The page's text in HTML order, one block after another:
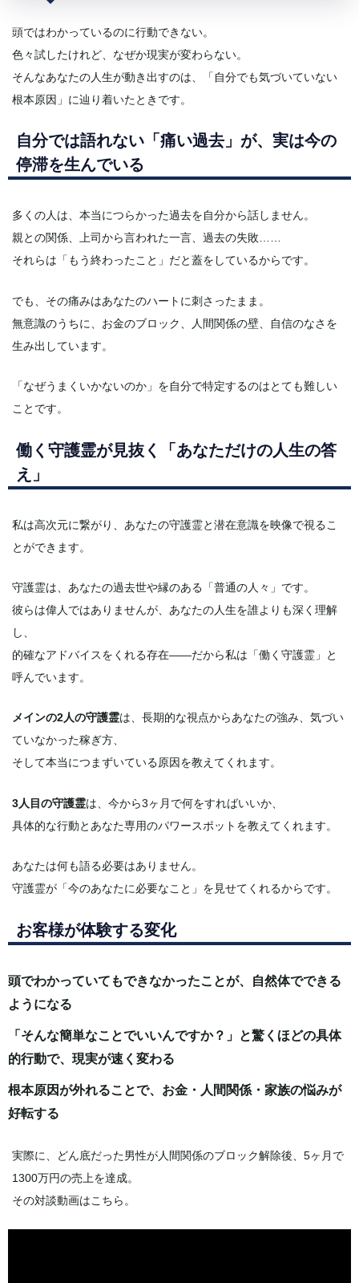
頭ではわかっているのに行動できない。
色々試したけれど、なぜか現実が変わらない。
そんなあなたの人生が動き出すのは、「自分でも気づいていない
根本原因」に辿り着いたときです。
自分では語れない「痛い過去」が、実は今の
停滞を生んでいる
多くの人は、本当につらかった過去を自分から話しません。
親との関係、上司から言われた一言、過去の失敗……
それらは「もう終わったこと」だと蓋をしているからです。
でも、その痛みはあなたのハートに刺さったまま。
無意識のうちに、お金のブロック、人間関係の壁、自信のなさを
生み出しています。
「なぜうまくいかないのか」を自分で特定するのはとても難しい
ことです。
働く守護霊が見抜く「あなただけの人生の答
え」
私は高次元に繋がり、あなたの守護霊と潜在意識を映像で視るこ
とができます。
守護霊は、あなたの過去世や縁のある「普通の人々」です。
彼らは偉人ではありませんが、あなたの人生を誰よりも深く理解
し、
的確なアドバイスをくれる存在——だから私は「働く守護霊」と
呼んでいます。
メインの2人の守護霊は、長期的な視点からあなたの強み、気づい
ていなかった稼ぎ方、
そして本当につまずいている原因を教えてくれます。
3人目の守護霊は、今から3ヶ月で何をすればいいか、
具体的な行動とあなた専用のパワースポットを教えてくれます。
あなたは何も語る必要はありません。
守護霊が「今のあなたに必要なこと」を見せてくれるからです。
お客様が体験する変化
頭でわかっていてもできなかったことが、自然体でできる
ようになる
「そんな簡単なことでいいんですか？」と驚くほどの具体
的行動で、現実が速く変わる
根本原因が外れることで、お金・人間関係・家族の悩みが
好転する
実際に、どん底だった男性が人間関係のブロック解除後、5ヶ月で
1300万円の売上を達成。
その対談動画はこちら。